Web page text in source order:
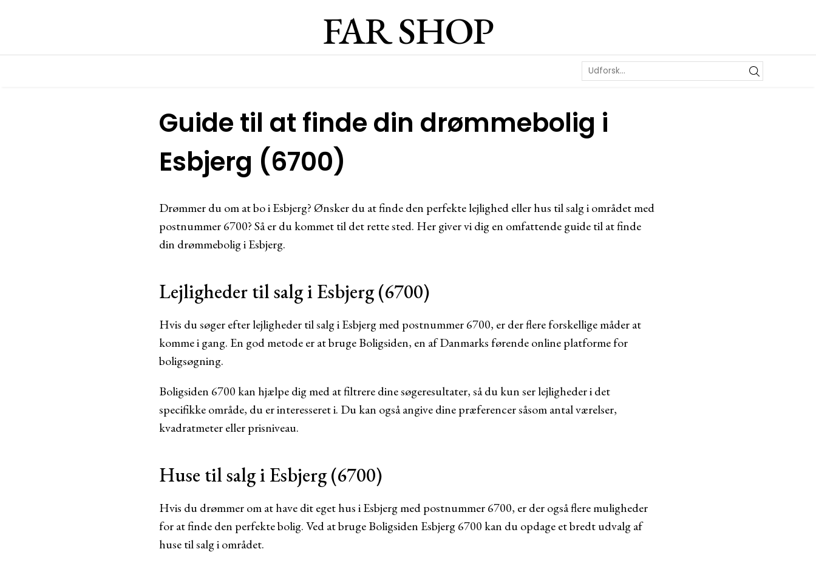
FAR SHOP
Guide til at finde din drømmebolig i
Esbjerg (6700)
Drømmer du om at bo i Esbjerg? Ønsker du at finde den perfekte lejlighed eller hus til salg i området med
postnummer 6700? Så er du kommet til det rette sted. Her giver vi dig en omfattende guide til at finde
din drømmebolig i Esbjerg.
Lejligheder til salg i Esbjerg (6700)
Hvis du søger efter lejligheder til salg i Esbjerg med postnummer 6700, er der flere forskellige måder at
komme i gang. En god metode er at bruge Boligsiden, en af Danmarks førende online platforme for
boligsøgning.
Boligsiden 6700 kan hjælpe dig med at filtrere dine søgeresultater, så du kun ser lejligheder i det
specifikke område, du er interesseret i. Du kan også angive dine præferencer såsom antal værelser,
kvadratmeter eller prisniveau.
Huse til salg i Esbjerg (6700)
Hvis du drømmer om at have dit eget hus i Esbjerg med postnummer 6700, er der også flere muligheder
for at finde den perfekte bolig. Ved at bruge Boligsiden Esbjerg 6700 kan du opdage et bredt udvalg af
huse til salg i området.